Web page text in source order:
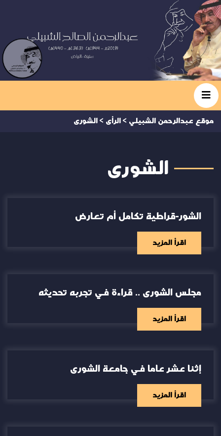
موقع عبدالرحمن الشبيلي > الرأى > الشورى
الشورى
الشور-قراطية تكامل أم تعارض
اقرأ المزيد
مجلس الشورى .. قراءة في تجربه تحديثه
اقرأ المزيد
إثنا عشر عاما في جامعة الشورى
اقرأ المزيد